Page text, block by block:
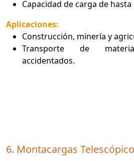
Capacidad de carga de hasta
Aplicaciones:
Construcción, minería y
Transporte de
accidentados.
6. Montacargas Telescópico